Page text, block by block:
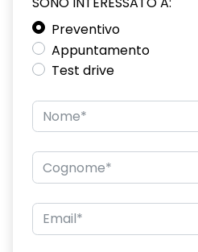
Preventivo
Appuntamento
Test drive